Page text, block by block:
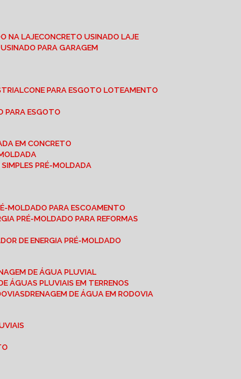
NA LAJE CONCRETO USINADO LAJE
USINADO PARA GARAGEM
CONE PARA ESGOTO LOTEAMENTO
PARA ESGOTO
EM CONCRETO
SIMPLES PRÉ-MOLDADA
MOLDADO PARA ESCOAMENTO
PRÉ-MOLDADO PARA REFORMAS
DE ENERGIA PRÉ-MOLDADO
DE ÁGUA PLUVIAL
DE ÁGUAS PLUVIAIS EM TERRENOS
DRENAGEM DE ÁGUA EM RODOVIA